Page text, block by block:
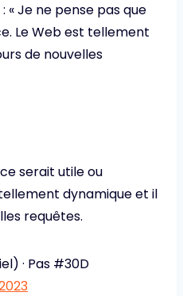
« Je ne pense pas que
Le Web est tellement
de nouvelles
serait utile ou
dynamique et il
requêtes.
· Pas #30D